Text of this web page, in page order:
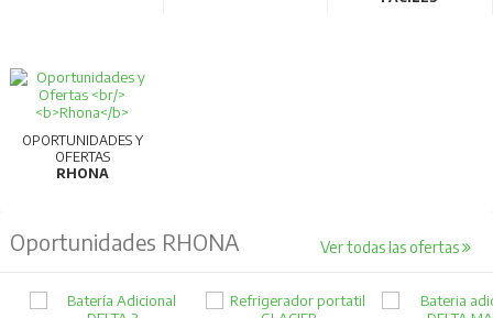
OPORTUNIDADES Y
OFERTAS
RHONA
Oportunidades RHONA Ver todas las ofertas